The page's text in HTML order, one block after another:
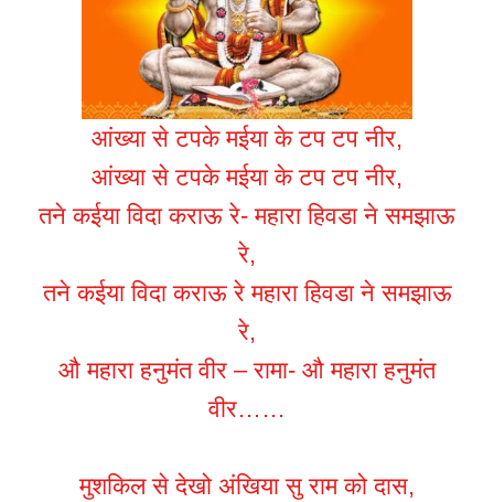
आंख्या से टपके मईया के टप टप नीर,
आंख्या से टपके मईया के टप टप नीर,
तने कईया विदा कराऊ रे- महारा हिवडा ने समझाऊ
रे,
तने कईया विदा कराऊ रे महारा हिवडा ने समझाऊ
रे,
औ महारा हनुमंत वीर – रामा- औ महारा हनुमंत
वीर……
मुशकिल से देखो अंखिया सु राम को दास,